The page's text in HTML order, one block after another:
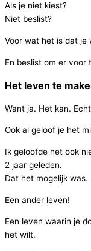
Als je niet kiest?
Niet beslist?
Voor wat het is dat je
En beslist om er voor
Het leven te
Want ja. Het kan.
Ook al geloof je het
Ik geloofde het ook
2 jaar geleden.
Dat het mogelijk was.
Een ander leven!
Een leven waarin je
het wilt.